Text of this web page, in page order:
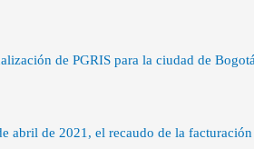
de PGRIS para la ciudad de
abril de 2021, el recaudo de la